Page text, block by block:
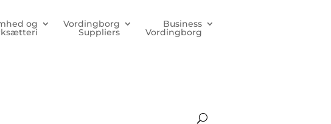
og Vordingborg
Suppliers
Business
Vordingborg